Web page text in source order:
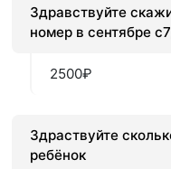
Здравствуйте
номер в сентябре
2500₽
Здраствуйте
ребёнок